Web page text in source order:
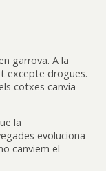
garrova. A la
excepte drogues.
cotxes canvia
la
evoluciona
canviem el